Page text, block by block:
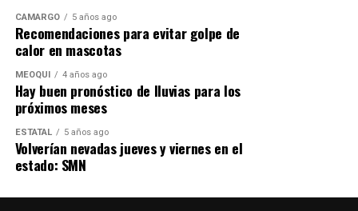
CAMARGO 5 años ago
Recomendaciones para evitar golpe de
calor en mascotas
MEOQUI 4 años ago
Hay buen pronóstico de lluvias para los
próximos meses
ESTATAL 5 años ago
Volverían nevadas jueves y viernes en el
estado: SMN